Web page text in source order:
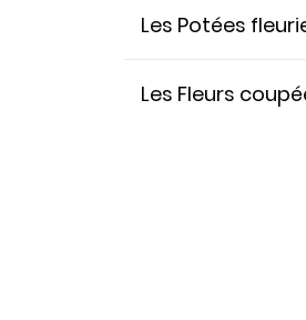
Les Potées
Les Fleurs